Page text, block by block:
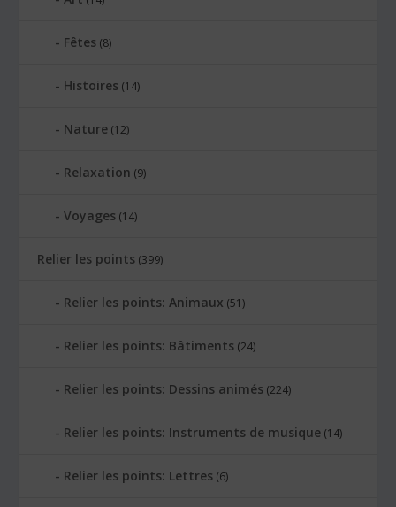
Fêtes (8)
Histoires (14)
Nature (12)
Relaxation (9)
Voyages (14)
Relier les points (399)
Relier les points: Animaux (51)
Relier les points: Bâtiments (24)
Relier les points: Dessins animés (224)
Relier les points: Instruments de musique (14)
Relier les points: Lettres (6)